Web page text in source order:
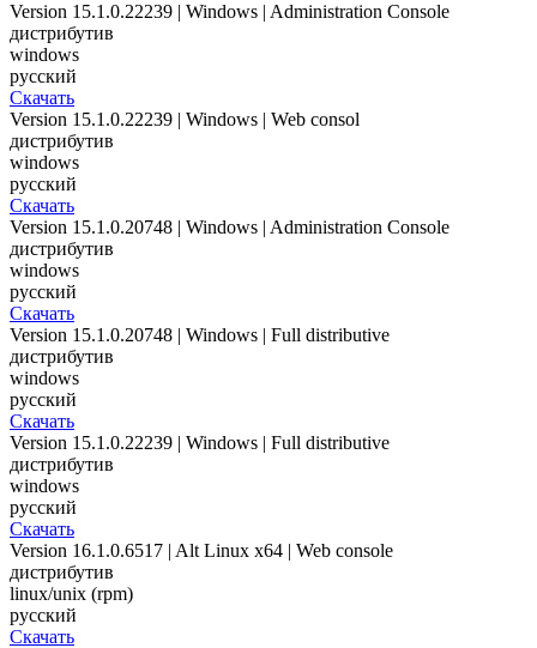
Version 15.1.0.22239 | Windows | Administration Console
дистрибутив
windows
русский
Скачать
Version 15.1.0.22239 | Windows | Web consol
дистрибутив
windows
русский
Скачать
Version 15.1.0.20748 | Windows | Administration Console
дистрибутив
windows
русский
Скачать
Version 15.1.0.20748 | Windows | Full distributive
дистрибутив
windows
русский
Скачать
Version 15.1.0.22239 | Windows | Full distributive
дистрибутив
windows
русский
Скачать
Version 16.1.0.6517 | Alt Linux x64 | Web console
дистрибутив
linux/unix (rpm)
русский
Скачать